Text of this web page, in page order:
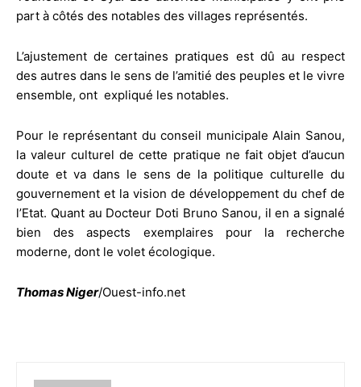
part à côtés des notables des villages représentés.
L’ajustement de certaines pratiques est dû au respect
des autres dans le sens de l’amitié des peuples et le vivre
ensemble, ont expliqué les notables.
Pour le représentant du conseil municipale Alain Sanou,
la valeur culturel de cette pratique ne fait objet d’aucun
doute et va dans le sens de la politique culturelle du
gouvernement et la vision de développement du chef de
l’Etat. Quant au Docteur Doti Bruno Sanou, il en a signalé
bien des aspects exemplaires pour la recherche
moderne, dont le volet écologique.
Thomas Niger/Ouest-info.net